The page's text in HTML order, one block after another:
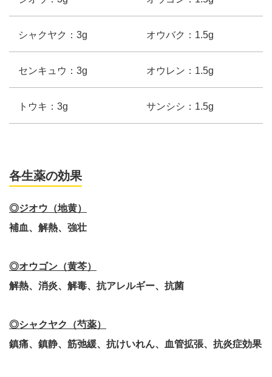
シャクヤク：3g オウバク：1.5g
センキュウ：3g オウレン：1.5g
トウキ：3g サンシシ：1.5g
各生薬の効果
◎ジオウ（地黄）
補血、解熱、強壮
◎オウゴン（黄芩）
解熱、消炎、解毒、抗アレルギー、抗菌
◎シャクヤク（芍薬）
鎮痛、鎮静、筋弛緩、抗けいれん、血管拡張、抗炎症効果